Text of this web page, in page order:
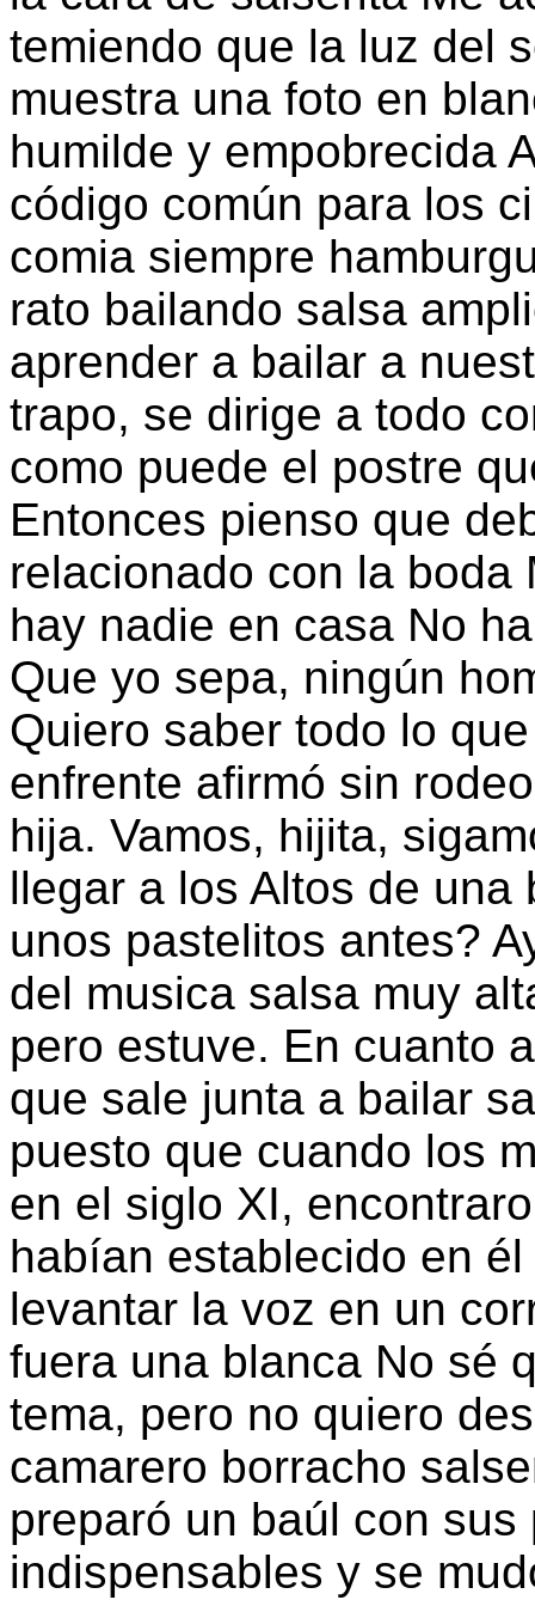
temiendo que la luz del
muestra una foto en
humilde y empobrecida
código común para los
comia siempre
rato bailando salsa
aprender a bailar a
trapo, se dirige a todo
como puede el postre
Entonces pienso que
relacionado con la boda
hay nadie en casa No
Que yo sepa, ningún
Quiero saber todo lo
enfrente afirmó sin
hija. Vamos, hijita,
llegar a los Altos de
unos pastelitos antes?
del musica salsa muy
pero estuve. En cuanto
que sale junta a bailar
puesto que cuando los
en el siglo XI,
habían establecido en
levantar la voz en un
fuera una blanca No sé
tema, pero no quiero
camarero borracho
preparó un baúl con
indispensables y se